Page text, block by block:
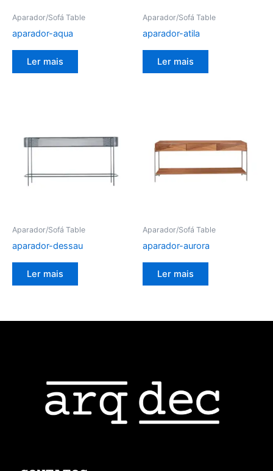
Aparador/Sofá Table
aparador-aqua
Ler mais
Aparador/Sofá Table
aparador-atila
Ler mais
Aparador/Sofá Table
aparador-dessau
Ler mais
Aparador/Sofá Table
aparador-aurora
Ler mais